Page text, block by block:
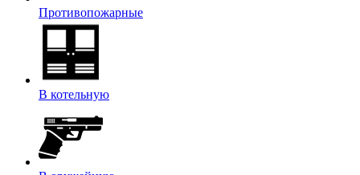
Противопожарные
В котельную